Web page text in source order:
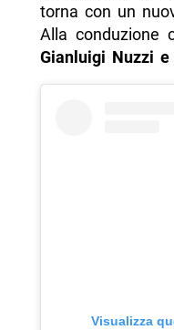
torna con un
Alla conduzione
Gianluigi Nuzzi
Visualizza